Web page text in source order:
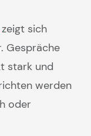
zeigt sich
Gespräche
stark und
werden
oder